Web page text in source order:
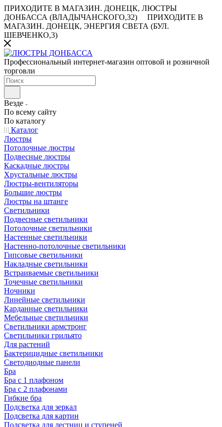
ПРИХОДИТЕ В МАГАЗИН. ДОНЕЦК, ЛЮСТРЫ
ДОНБАССА (ВЛАДЫЧАНСКОГО,32)
ПРИХОДИТЕ В
МАГАЗИН. ДОНЕЦК, ЭНЕРГИЯ СВЕТА (БУЛ.
ШЕВЧЕНКО,3)
Профессиональный интернет-магазин оптовой и розничной
торговли
Везде
По всему сайту
По каталогу
Каталог
Люстры
Потолочные люстры
Подвесные люстры
Каскадные люстры
Хрустальные люстры
Люстры-вентиляторы
Большие люстры
Люстры на штанге
Светильники
Подвесные светильники
Потолочные светильники
Настенные светильники
Настенно-потолочные светильники
Гипсовые светильники
Накладные светильники
Встраиваемые светильники
Точечные светильники
Ночники
Линейные светильники
Карданные светильники
Мебельные светильники
Светильники армстронг
Светильники грильято
Для растений
Бактерицидные светильники
Светодиодные панели
Бра
Бра с 1 плафоном
Бра с 2 плафонами
Гибкие бра
Подсветка для зеркал
Подсветка для картин
Подсветка для лестниц и ступеней